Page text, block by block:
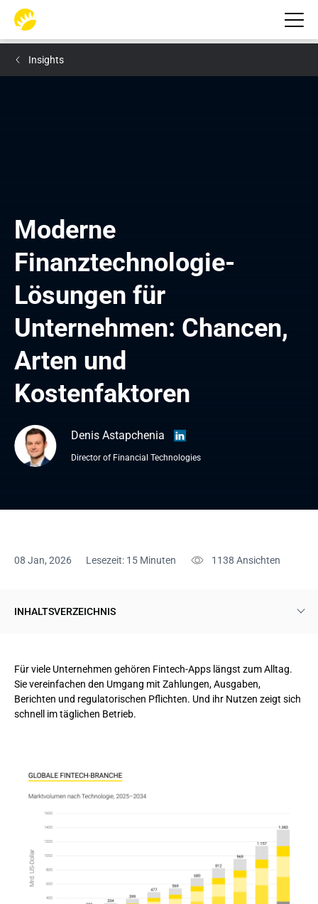
Insights
Moderne
Finanztechnologie-
Lösungen für
Unternehmen: Chancen,
Arten und
Kostenfaktoren
Denis Astapchenia
Director of Financial Technologies
08 Jan, 2026 Lesezeit: 15 Minuten 1138 Ansichten
INHALTSVERZEICHNIS
Arten von Fintech-Lösungen für Unternehmen
Zahlungs- und Abrechnungslösungen
Blockchain- und kryptobasierte Lösungen
Warum Unternehmen solche Software brauchen
Für viele Unternehmen gehören Fintech-Apps längst zum Alltag.
Sie vereinfachen den Umgang mit Zahlungen, Ausgaben,
Berichten und regulatorischen Pflichten. Und ihr Nutzen zeigt sich
schnell im täglichen Betrieb.